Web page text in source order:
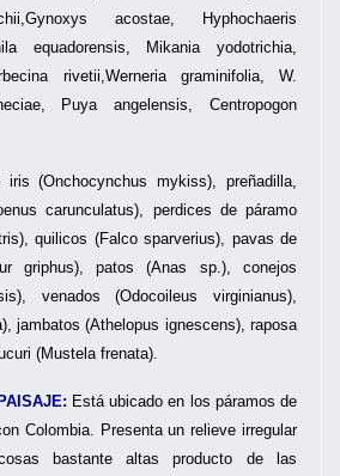
acostae, Hyphochaeris
equadorensis, Mikania yodotrichia,
rivetii,Werneria graminifolia, W.
Puya angelensis, Centropogon
iris (Onchocynchus mykiss), preñadilla,
carunculatus), perdices de páramo
quilicos (Falco sparverius), pavas de
griphus), patos (Anas sp.), conejos
venados (Odocoileus virginianus),
jambatos (Athelopus ignescens), raposa
(Mustela frenata).
Está ubicado en los páramos de
Colombia. Presenta un relieve irregular
bastante altas producto de las